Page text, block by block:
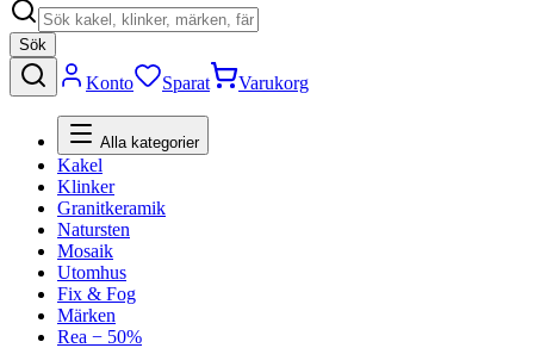
Sök
Konto Sparat Varukorg
Alla kategorier
Kakel
Klinker
Granitkeramik
Natursten
Mosaik
Utomhus
Fix & Fog
Märken
Rea − 50%